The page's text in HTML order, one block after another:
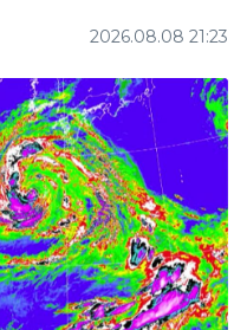
2026.08.08 21:23